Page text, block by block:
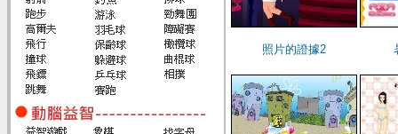
照片的證據2